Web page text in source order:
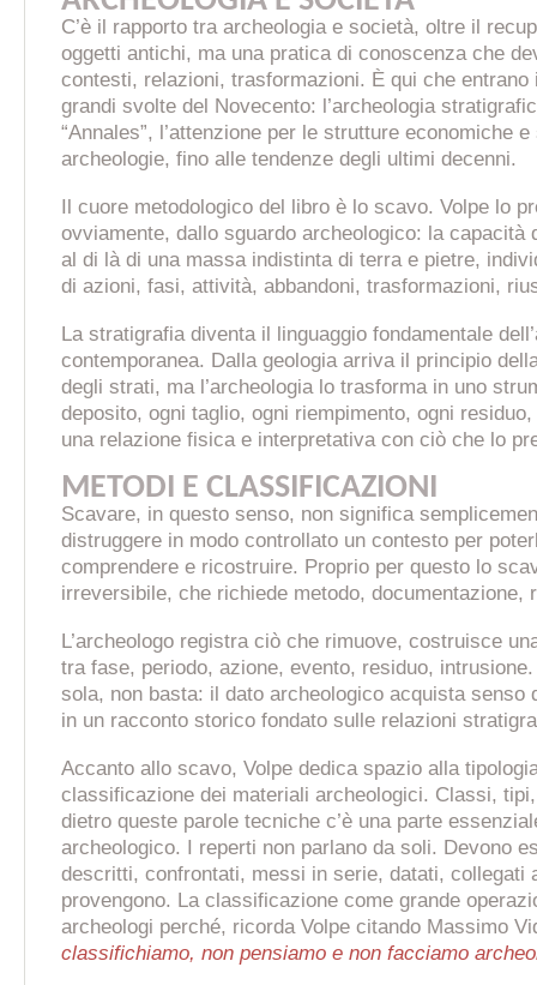
C’è il rapporto tra archeologia e società, oltre il
oggetti antichi, ma una pratica di conoscenza che
contesti, relazioni, trasformazioni. È qui che entrano
grandi svolte del Novecento: l’archeologia
“Annales”, l’attenzione per le strutture economiche
archeologie, fino alle tendenze degli ultimi decenni.
Il cuore metodologico del libro è lo scavo. Volpe lo
ovviamente, dallo sguardo archeologico: la capacità
al di là di una massa indistinta di terra e pietre,
di azioni, fasi, attività, abbandoni, trasformazioni,
La stratigrafia diventa il linguaggio fondamentale
contemporanea. Dalla geologia arriva il principio
degli strati, ma l’archeologia lo trasforma in uno
deposito, ogni taglio, ogni riempimento, ogni
una relazione fisica e interpretativa con ciò che lo
METODI E CLASSIFICAZIONI
Scavare, in questo senso, non significa
distruggere in modo controllato un contesto per
comprendere e ricostruire. Proprio per questo lo
irreversibile, che richiede metodo, documentazione,
L’archeologo registra ciò che rimuove, costruisce
tra fase, periodo, azione, evento, residuo,
sola, non basta: il dato archeologico acquista senso
in un racconto storico fondato sulle relazioni
Accanto allo scavo, Volpe dedica spazio alla
classificazione dei materiali archeologici. Classi,
dietro queste parole tecniche c’è una parte
archeologico. I reperti non parlano da soli. Devono
descritti, confrontati, messi in serie, datati, collegati
provengono. La classificazione come grande
archeologi perché, ricorda Volpe citando Massimo
classifichiamo, non pensiamo e non facciamo